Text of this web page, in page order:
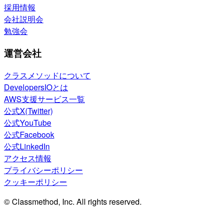
採用情報
会社説明会
勉強会
運営会社
クラスメソッドについて
DevelopersIOとは
AWS支援サービス一覧
公式X(Twitter)
公式YouTube
公式Facebook
公式LinkedIn
アクセス情報
プライバシーポリシー
クッキーポリシー
© Classmethod, Inc. All rights reserved.